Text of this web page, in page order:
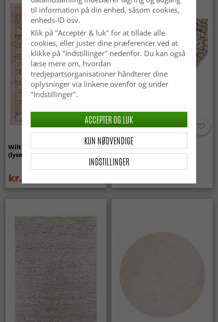
Wilton-tæppe - Gombalia
(lyserød)
kr.329
Uldtæppe - Avafors Wool
Bubble (grå/beige)
til information på din enhed, såsom cookies,
enheds-ID osv.
Klik på "Acceptér & luk" for at tillade alle
cookies, eller juster dine præferencer ved at
klikke på "Indstillinger" nedenfor. Du kan også
læse mere om, hvordan
tredjepartsorganisationer håndterer dine
oplysninger via linkene ovenfor og under
"Indstillinger".
INDSTILLINGER
KUN NØDVENDIGE
ACCEPTER OG LUK